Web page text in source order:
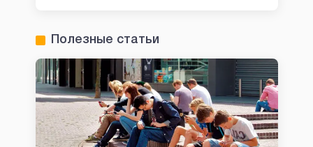
Полезные статьи